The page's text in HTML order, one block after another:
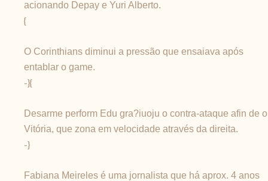
acionando Depay e Yuri Alberto.
{
O Corinthians diminui a pressão que ensaiava após
entablar o game.
-}{
Desarme perform Edu gra?iuoju o contra-ataque afin de o
Vitória, que zona em velocidade através da direita.
-}
Fabiana Meireles é uma jornalista que há aprox. 4 anos